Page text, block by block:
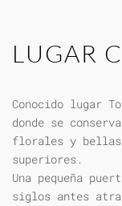
LUGAR
Conocido lugar
donde se
florales y bellas
superiores.
Una pequeña
siglos antes